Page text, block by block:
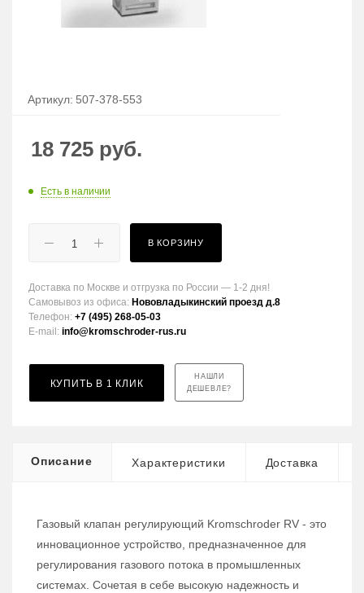
Артикул: 507-378-553
18 725 руб.
Есть в наличии
В КОРЗИНУ
Доставка по Москве и отгрузка по России — 1-2 дня!
Самовывоз из офиса: Нововладыкинский проезд д.8
Телефон: +7 (495) 268-05-03
E-mail: info@kromschroder-rus.ru
КУПИТЬ В 1 КЛИК
НАШЛИ
ДЕШЕВЛЕ?
Описание Характеристики Доставка
Газовый клапан регулирующий Kromschroder RV - это
инновационное устройство, предназначенное для
регулирования газового потока в промышленных
системах. Сочетая в себе высокую надежность и